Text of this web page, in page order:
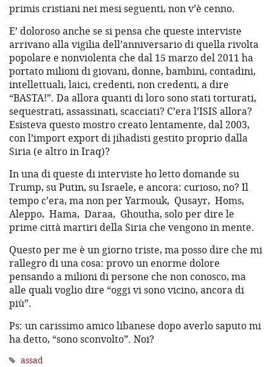
primis cristiani nei mesi seguenti, non v’è cenno.
E’ doloroso anche se si pensa che queste interviste
arrivano alla vigilia dell’anniversario di quella rivolta
popolare e nonviolenta che dal 15 marzo del 2011 ha
portato milioni di giovani, donne, bambini, contadini,
intellettuali, laici, credenti, non credenti, a dire
“BASTA!”. Da allora quanti di loro sono stati torturati,
sequestrati, assassinati, scacciati? C’era l’ISIS allora?
Esisteva questo mostro creato lentamente, dal 2003,
con l’import export di jihadisti gestito proprio dalla
Siria (e altro in Iraq)?
In una di queste di interviste ho letto domande su
Trump, su Putin, su Israele, e ancora: curioso, no? Il
tempo c’era, ma non per Yarmouk, Qusayr, Homs,
Aleppo, Hama, Daraa, Ghoutha, solo per dire le
prime città martiri della Siria che vengono in mente.
Questo per me è un giorno triste, ma posso dire che mi
rallegro di una cosa: provo un enorme dolore
pensando a milioni di persone che non conosco, ma
alle quali voglio dire “oggi vi sono vicino, ancora di
più”.
Ps: un carissimo amico libanese dopo averlo saputo mi
ha detto, “sono sconvolto”. Noi?
assad